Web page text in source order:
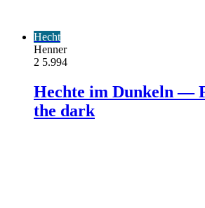
Hecht
Henner
2 5.994
Hechte im Dunkeln —
the dark